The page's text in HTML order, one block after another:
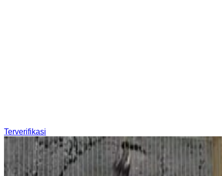
Terverifikasi